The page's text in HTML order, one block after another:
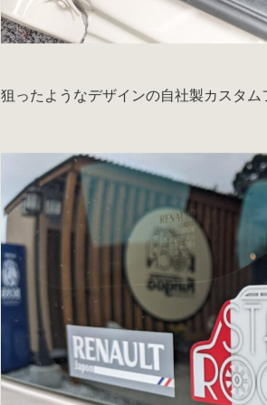
狙ったようなデザインの自社製カスタ